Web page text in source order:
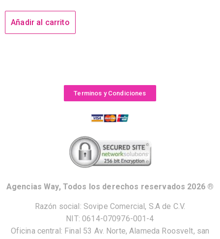
Añadir al carrito
Terminos y Condiciones
Agencias Way, Todos los derechos reservados 2026 ®
Razón social: Sovipe Comercial, S.A de C.V.
NIT: 0614-070976-001-4
Oficina central: Final 53 Av. Norte, Alameda Roosvelt, san